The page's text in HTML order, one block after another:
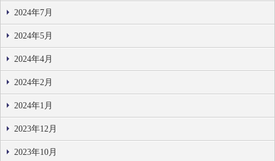
2024年7月
2024年5月
2024年4月
2024年2月
2024年1月
2023年12月
2023年10月